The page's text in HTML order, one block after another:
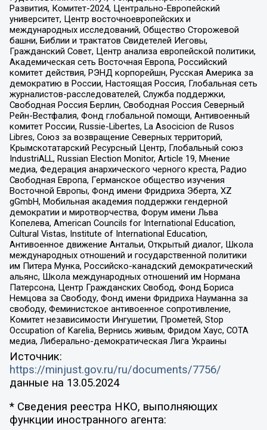
Развития, Комитет-2024, Центрально-Европейский
университет, Центр восточноевропейских и
международных исследований, Общество Сторожевой
башни, Библии и трактатов Свидетелей Иеговы,
Гражданский Совет, Центр анализа европейской политики,
Академическая сеть Восточная Европа, Российский
комитет действия, РЭНД корпорейшн, Русская Америка за
демократию в России, Настоящая Россия, Глобальная сеть
журналистов-расследователей, Служба поддержки,
Свободная Россия Берлин, Свободная Россия Северный
Рейн-Вестфалия, Фонд глобальной помощи, Антивоенный
комитет России, Russie-Libertes, La Asocicion de Rusos
Libres, Союз за возвращение Северных территорий,
Крымскотатарский Ресурсный Центр, Глобальный союз
IndustriALL, Russian Election Monitor, Article 19, Мнение
медиа, Федерация анархического черного креста, Радио
Свободная Европа, Германское общество изучения
Восточной Европы, Фонд имени Фридриха Эберта, XZ
gGmbH, Мобильная академия поддержки гендерной
демократии и миротворчества, Форум имени Льва
Копелева, American Councils for International Education,
Cultural Vistas, Institute of International Education,
Антивоенное движение Антальи, Открытый диалог, Школа
международных отношений и государственной политики
им Питера Мунка, Российско-канадский демократический
альянс, Школа международных отношений им Нормана
Патерсона, Центр Гражданских Свобод, Фонд Бориса
Немцова за Свободу, Фонд имени Фридриха Науманна за
свободу, Феминистское антивоенное сопротивление,
Комитет независимости Ингушетии, Прометей, Stop
Occupation of Karelia, Вернись живым, Фридом Хаус, СОТА
медиа, Либерально-демократическая Лига Украины
Источник:
https://minjust.gov.ru/ru/documents/7756/
данные на 13.05.2024
* Сведения реестра НКО, выполняющих
функции иностранного агента: